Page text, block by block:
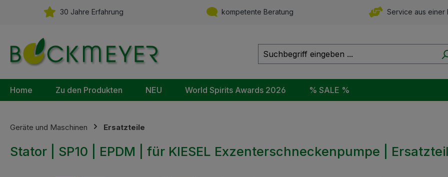
Hauptinhalt springen
Zur Suche springen
Zur Hauptnavigation springen
30 Jahre Erfahrung kompetente Beratung Service aus einer
Home Zu den Produkten NEU World Spirits Awards 2026 % SALE %
Geräte und Maschinen Ersatzteile
Stator | SP10 | EPDM | für KIESEL Exzenterschneckenpumpe | Ersatzteil